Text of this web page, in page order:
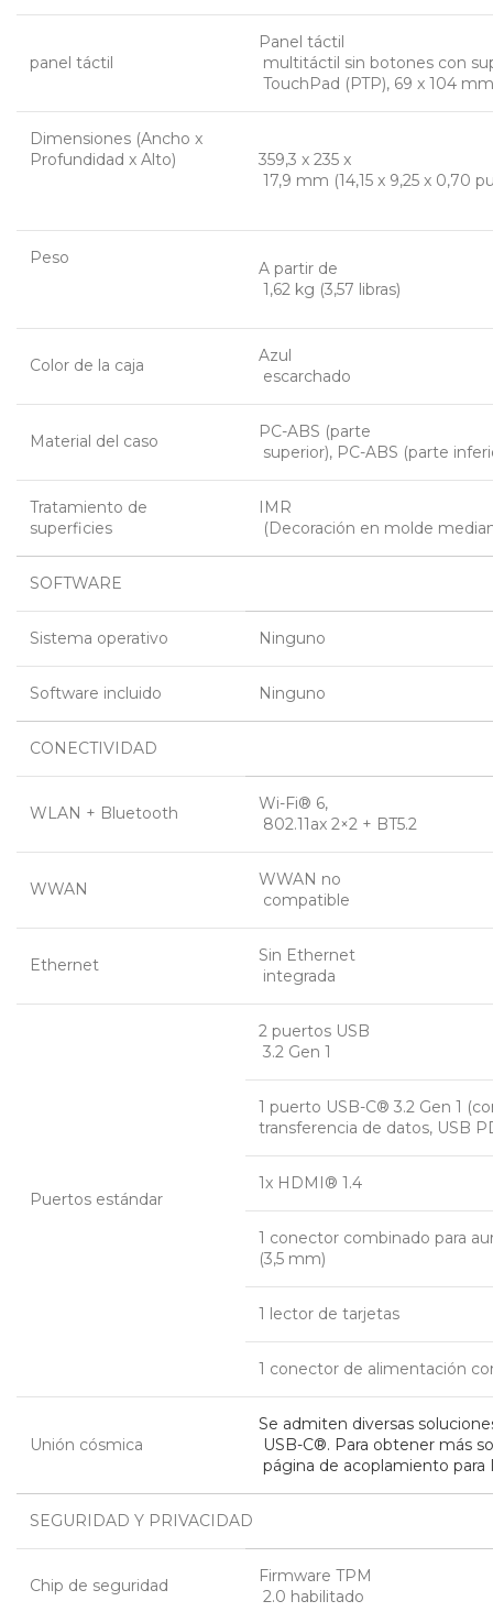
panel táctil
Panel táctil
multitáctil sin botones con
TouchPad (PTP), 69 x 104
Dimensiones (Ancho x
Profundidad x Alto)
359,3 x 235 x
17,9 mm (14,15 x 9,25 x 0,70
Peso
A partir de
1,62 kg (3,57 libras)
Color de la caja
Azul
escarchado
Material del caso
PC-ABS (parte
superior), PC-ABS (parte
Tratamiento de
superficies
IMR
(Decoración en molde
SOFTWARE
Sistema operativo Ninguno
Software incluido Ninguno
CONECTIVIDAD
WLAN + Bluetooth
Wi-Fi® 6,
802.11ax 2×2 + BT5.2
WWAN
WWAN no
compatible
Ethernet
Sin Ethernet
integrada
Puertos estándar
2 puertos USB
3.2 Gen 1
1 puerto USB-C® 3.2 Gen 1
transferencia de datos, USB
1x HDMI® 1.4
1 conector combinado para
(3,5 mm)
1 lector de tarjetas
1 conector de alimentación
Unión cósmica
Se admiten diversas
USB-C®. Para obtener más
página de acoplamiento para
SEGURIDAD Y PRIVACIDAD
Chip de seguridad
Firmware TPM
2.0 habilitado